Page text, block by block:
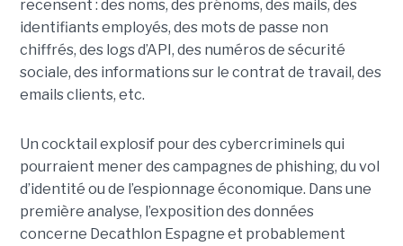
recensent : des noms, des prénoms, des mails, des
identifiants employés, des mots de passe non
chiffrés, des logs d’API, des numéros de sécurité
sociale, des informations sur le contrat de travail, des
emails clients, etc.
Un cocktail explosif pour des cybercriminels qui
pourraient mener des campagnes de phishing, du vol
d’identité ou de l’espionnage économique. Dans une
première analyse, l’exposition des données
concerne Decathlon Espagne et probablement